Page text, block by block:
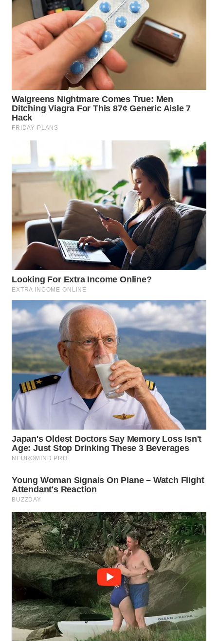
WN
KALTARA
WN
KALSEL
WN
KALTIM
WN
SULSEL
GORONTALO
WN
WN
MALUKU
WN
MALUT
WN
WN
DANAU
TOBA
WN
NIAS
LANGKAT
WN
TAPANULI
WN
TANJUNG
LESUNG
WN
KARO
WN
SIMALUNGUN
WN
LABUHANBATU